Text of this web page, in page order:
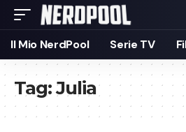
Il Mio NerdPool Serie TV
Tag:Julia